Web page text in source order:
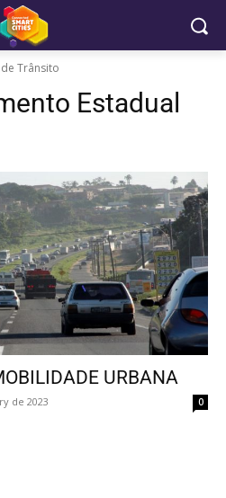
Trânsito
Estadual
URBANA
de 2023 0